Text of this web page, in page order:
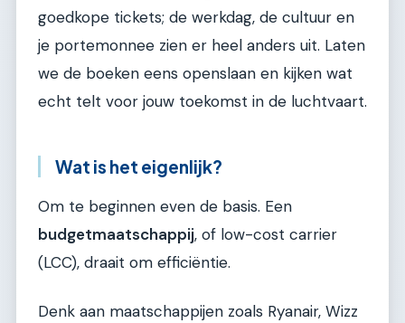
goedkope tickets; de werkdag, de cultuur en
je portemonnee zien er heel anders uit. Laten
we de boeken eens openslaan en kijken wat
echt telt voor jouw toekomst in de luchtvaart.
Wat is het eigenlijk?
Om te beginnen even de basis. Een
budgetmaatschappij, of low-cost carrier
(LCC), draait om efficiëntie.
Denk aan maatschappijen zoals Ryanair, Wizz